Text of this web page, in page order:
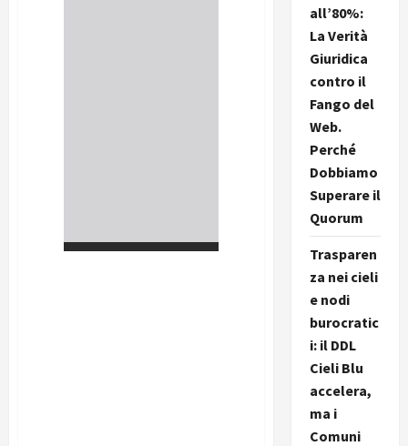
all’80%:
La Verità
Giuridica
contro il
Fango del
Web.
Perché
Dobbiamo
Superare il
Quorum
Trasparen
za nei cieli
e nodi
burocratic
i: il DDL
Cieli Blu
accelera,
ma i
Comuni